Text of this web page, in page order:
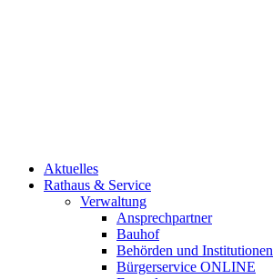
Aktuelles
Rathaus & Service
Verwaltung
Ansprechpartner
Bauhof
Behörden und Institutionen
Bürgerservice ONLINE